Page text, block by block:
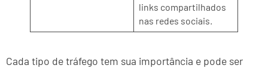
links compartilhados
nas redes sociais.
Cada tipo de tráfego tem sua importância e pode ser